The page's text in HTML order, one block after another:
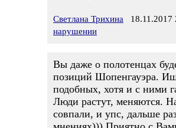
Светлана Трихина 18.11.2017
нарушении
Вы даже о полотенцах
позиций Шопенгауэра.
подобных, хотя и с ними
Люди растут, меняются.
совпали, и упс, дальше